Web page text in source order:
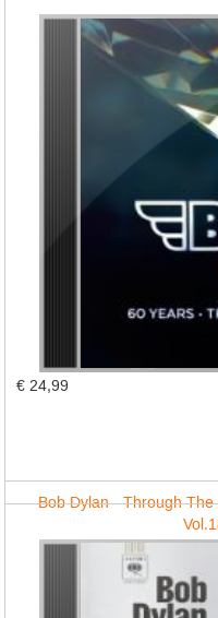
€ 24,99
Bob Dylan - Through